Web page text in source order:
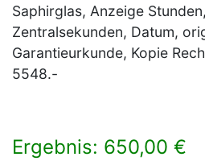
Saphirglas, Anzeige
Zentralsekunden, Datum,
Garantieurkunde, Kopie
5548.-
Ergebnis: 650,00 €